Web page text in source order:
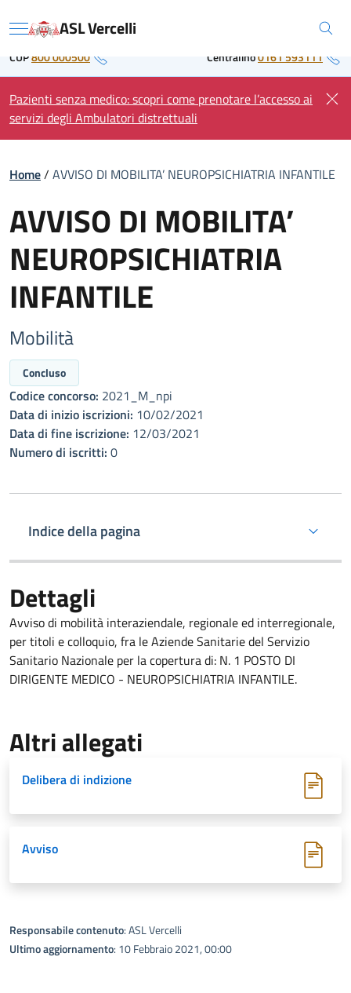
to Regione Piemonte
Menu ASL Vercelli
CUP800 000500 Centralino0161 593111
Pazienti senza medico: scopri come prenotare l’accesso ai
servizi degli Ambulatori distrettuali
Home/ AVVISO DI MOBILITA’ NEUROPSICHIATRIA INFANTILE
AVVISO DI MOBILITA’
NEUROPSICHIATRIA
INFANTILE
Mobilità
Concluso
Codice concorso: 2021_M_npi
Data di inizio iscrizioni: 10/02/2021
Data di fine iscrizione: 12/03/2021
Numero di iscritti: 0
Indice della pagina
Dettagli
Avviso di mobilità interaziendale, regionale ed interregionale,
per titoli e colloquio, fra le Aziende Sanitarie del Servizio
Sanitario Nazionale per la copertura di: N. 1 POSTO DI
DIRIGENTE MEDICO - NEUROPSICHIATRIA INFANTILE.
Altri allegati
Delibera di indizione
Avviso
Responsabile contenuto: ASL Vercelli
Ultimo aggiornamento: 10 Febbraio 2021, 00:00